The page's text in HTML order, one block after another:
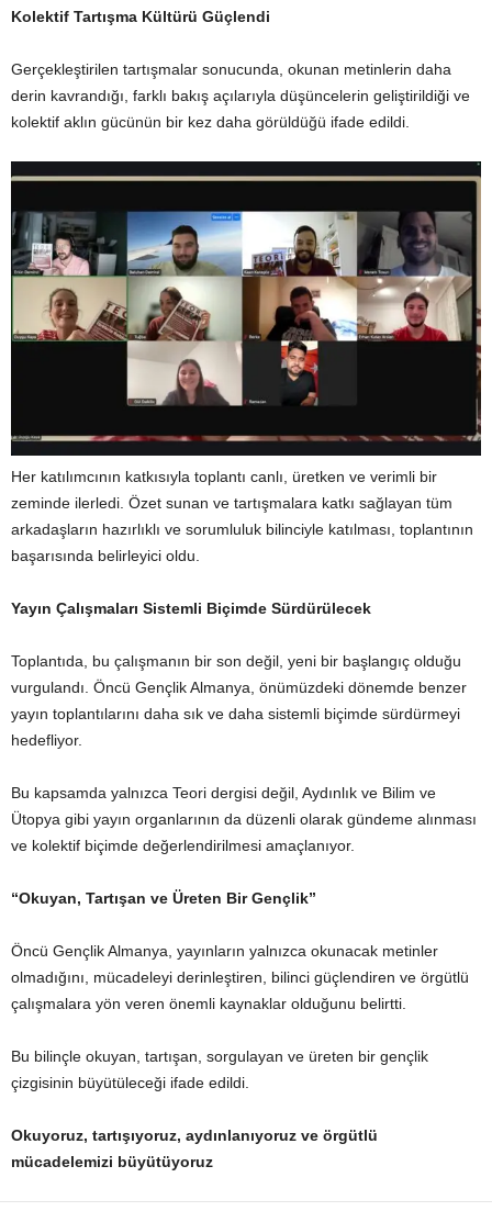
Kolektif Tartışma Kültürü Güçlendi
Gerçekleştirilen tartışmalar sonucunda, okunan metinlerin daha
derin kavrandığı, farklı bakış açılarıyla düşüncelerin geliştirildiği ve
kolektif aklın gücünün bir kez daha görüldüğü ifade edildi.
Her katılımcının katkısıyla toplantı canlı, üretken ve verimli bir
zeminde ilerledi. Özet sunan ve tartışmalara katkı sağlayan tüm
arkadaşların hazırlıklı ve sorumluluk bilinciyle katılması, toplantının
başarısında belirleyici oldu.
Yayın Çalışmaları Sistemli Biçimde Sürdürülecek
Toplantıda, bu çalışmanın bir son değil, yeni bir başlangıç olduğu
vurgulandı. Öncü Gençlik Almanya, önümüzdeki dönemde benzer
yayın toplantılarını daha sık ve daha sistemli biçimde sürdürmeyi
hedefliyor.
Bu kapsamda yalnızca Teori dergisi değil, Aydınlık ve Bilim ve
Ütopya gibi yayın organlarının da düzenli olarak gündeme alınması
ve kolektif biçimde değerlendirilmesi amaçlanıyor.
“Okuyan, Tartışan ve Üreten Bir Gençlik”
Öncü Gençlik Almanya, yayınların yalnızca okunacak metinler
olmadığını, mücadeleyi derinleştiren, bilinci güçlendiren ve örgütlü
çalışmalara yön veren önemli kaynaklar olduğunu belirtti.
Bu bilinçle okuyan, tartışan, sorgulayan ve üreten bir gençlik
çizgisinin büyütüleceği ifade edildi.
Okuyoruz, tartışıyoruz, aydınlanıyoruz ve örgütlü
mücadelemizi büyütüyoruz